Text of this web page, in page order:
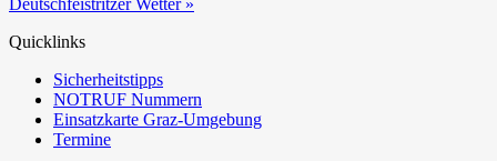
Deutschfeistritzer Wetter »
Quicklinks
Sicherheitstipps
NOTRUF Nummern
Einsatzkarte Graz-Umgebung
Termine